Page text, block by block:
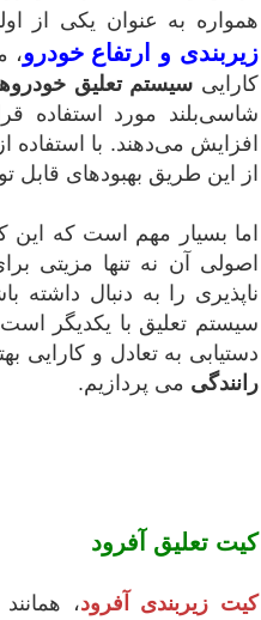
همواره به عنوان یکی از
زیربندی و ارتفاع خودرو،
کارایی سیستم تعلیق
شاسی‌بلند مورد استفاده
افزایش می‌دهند. با استفاده
از این طریق بهبودهای قابل
اما بسیار مهم است که این
اصولی آن نه تنها مزیتی
ناپذیری را به دنبال
سیستم تعلیق با یکدیگر
دستیابی به تعادل و کارایی
رانندگی می پردازیم.
کیت تعلیق آفرود
کیت زیربندی آفرود،